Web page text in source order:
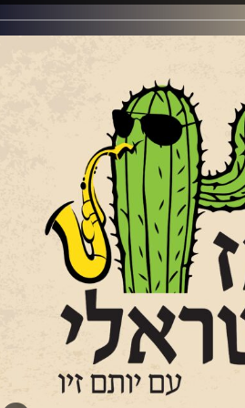
יחד עם מקהלה, יארח את ברי
ברוק הישראלי, ואת הזמר
תמר קדם ז"ל ובני משפחתה